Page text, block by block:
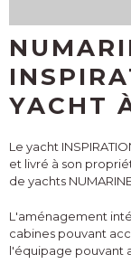
YACHT
Le yacht
et livré à son
de yachts
L'aménagement
cabines pouvant
l'équipage pouvant